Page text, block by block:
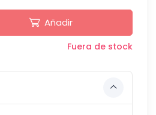
Añadir
Fuera de stock